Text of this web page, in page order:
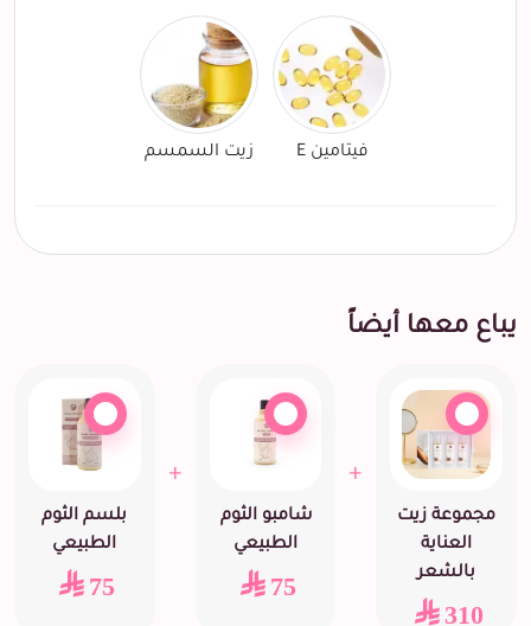
فيتامين E زيت السمسم
يباع معها أيضاً
مجموعة زيت
العناية
بالشعر
310
+
شامبو الثوم
الطبيعي
75
+
بلسم الثوم
الطبيعي
75